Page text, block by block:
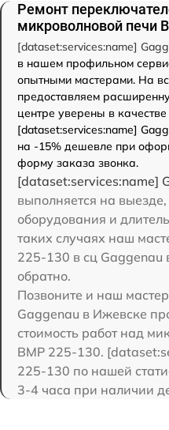
Ремонт
микроволновой печи
[dataset:services:name]
в нашем профильном
опытными мастерами. На
предоставляем
центре уверены в
[dataset:services:name]
на -15% дешевле при
форму заказа звонка.
[dataset:services:name]
выполняется на
оборудования и
таких случаях наш
225-130 в сц Gaggenau
обратно.
Позвоните и наш
Gaggenau в Ижевске
стоимость работ над
BMP 225-130.
225-130 по нашей
3-4 часа при наличии